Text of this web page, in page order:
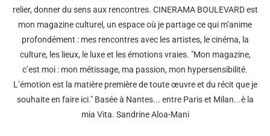
relier, donner du sens aux rencontres. CINERAMA BOULEVARD est
mon magazine culturel, un espace où je partage ce qui m’anime
profondément : mes rencontres avec les artistes, le cinéma, la
culture, les lieux, le luxe et les émotions vraies. "Mon magazine,
c’est moi : mon métissage, ma passion, mon hypersensibilité.
L’émotion est la matière première de toute œuvre et du récit que je
souhaite en faire ici." Basée à Nantes... entre Paris et Milan...è la
mia Vita. Sandrine Aloa-Mani